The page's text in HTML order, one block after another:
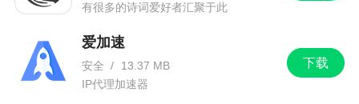
有很多的诗词爱好者汇聚于此
下载
爱加速
安全 /
13.37 MB
IP代理加速器